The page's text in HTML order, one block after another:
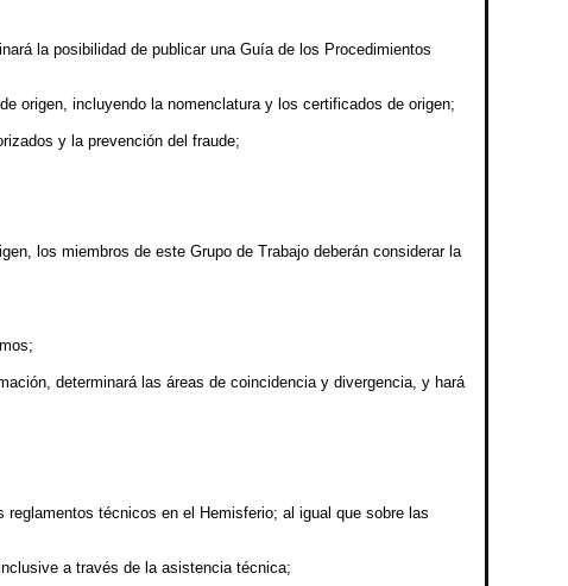
la posibilidad de publicar una Guía de los Procedimientos
origen, incluyendo la nomenclatura y los certificados de origen;
y la prevención del fraude;
los miembros de este Grupo de Trabajo deberán considerar la
determinará las áreas de coincidencia y divergencia, y hará
técnicos en el Hemisferio; al igual que sobre las
a través de la asistencia técnica;